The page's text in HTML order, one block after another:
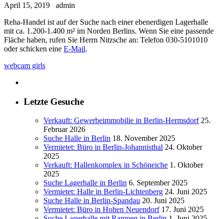
April 15, 2019
admin
Reha-Handel ist auf der Suche nach einer ebenerdigen Lagerhalle
mit ca. 1.200-1.400 m² im Norden Berlins. Wenn Sie eine passende
Fläche haben, rufen Sie Herrn Nitzsche an: Telefon 030-5101010
oder schicken eine E-Mail.
webcam girls
Letzte Gesuche
Verkauft: Gewerbeimmobilie in Berlin-Hermsdorf 25.
Februar 2026
Suche Halle in Berlin 18. November 2025
Vermietet: Büro in Berlin-Johannisthal 24. Oktober
2025
Verkauft: Hallenkomplex in Schöneiche 1. Oktober
2025
Suche Lagerhalle in Berlin 6. September 2025
Vermietet: Halle in Berlin-Lichtenberg 24. Juni 2025
Suche Halle in Berlin-Spandau 20. Juni 2025
Vermietet: Büro in Hohen Neuendorf 17. Juni 2025